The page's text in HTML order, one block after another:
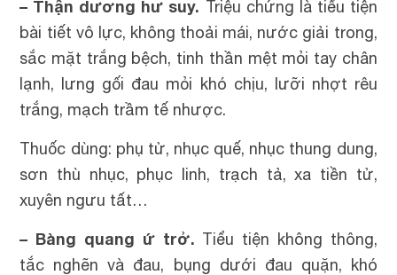
– Thận dương hư suy. Triệu chứng là tiểu tiện
bài tiết vô lực, không thoải mái, nước giải trong,
sắc mặt trắng bệch, tinh thần mệt mỏi tay chân
lạnh, lưng gối đau mỏi khó chịu, lưỡi nhợt rêu
trắng, mạch trầm tế nhược.
Thuốc dùng: phụ tử, nhục quế, nhục thung dung,
sơn thù nhục, phục linh, trạch tả, xa tiền tử,
xuyên ngưu tất…
– Bàng quang ứ trở. Tiểu tiện không thông,
tắc nghẽn và đau, bụng dưới đau quặn, khó